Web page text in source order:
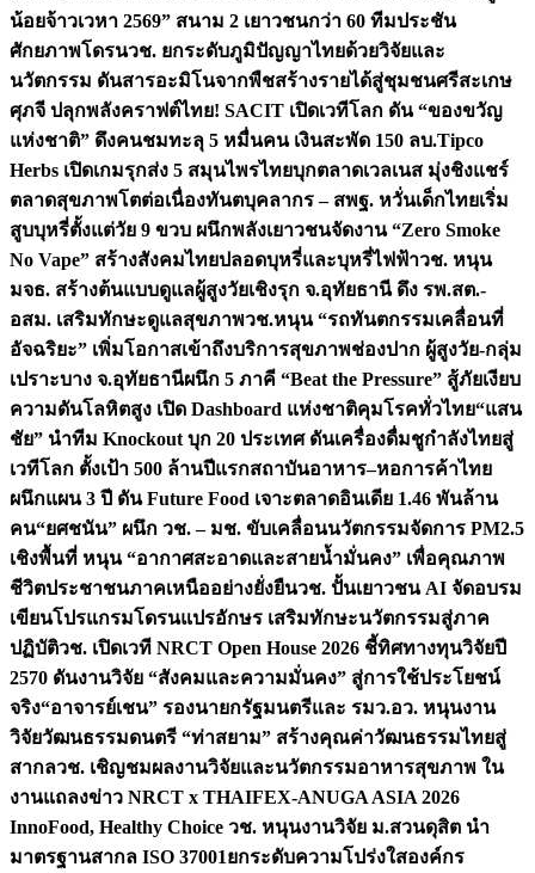
น้อยจ้าวเวหา 2569” สนาม 2 เยาวชนกว่า 60 ทีมประชัน
ศักยภาพโดรนวช. ยกระดับภูมิปัญญาไทยด้วยวิจัยและ
นวัตกรรม ดันสารอะมิโนจากพืชสร้างรายได้สู่ชุมชนศรีสะเกษ
ศุภจี ปลุกพลังคราฟต์ไทย! SACIT เปิดเวทีโลก ดัน “ของขวัญ
แห่งชาติ” ดึงคนชมทะลุ 5 หมื่นคน เงินสะพัด 150 ลบ.Tipco
Herbs เปิดเกมรุกส่ง 5 สมุนไพรไทยบุกตลาดเวลเนส มุ่งชิงแชร์
ตลาดสุขภาพโตต่อเนื่องทันตบุคลากร – สพฐ. หวั่นเด็กไทยเริ่ม
สูบบุหรี่ตั้งแต่วัย 9 ขวบ ผนึกพลังเยาวชนจัดงาน “Zero Smoke
No Vape” สร้างสังคมไทยปลอดบุหรี่และบุหรี่ไฟฟ้าวช. หนุน
มจธ. สร้างต้นแบบดูแลผู้สูงวัยเชิงรุก จ.อุทัยธานี ดึง รพ.สต.-
อสม. เสริมทักษะดูแลสุขภาพวช.หนุน “รถทันตกรรมเคลื่อนที่
อัจฉริยะ” เพิ่มโอกาสเข้าถึงบริการสุขภาพช่องปาก ผู้สูงวัย-กลุ่ม
เปราะบาง จ.อุทัยธานีผนึก 5 ภาคี “Beat the Pressure” สู้ภัยเงียบ
ความดันโลหิตสูง เปิด Dashboard แห่งชาติคุมโรคทั่วไทย“แสน
ชัย” นำทีม Knockout บุก 20 ประเทศ ดันเครื่องดื่มชูกำลังไทยสู่
เวทีโลก ตั้งเป้า 500 ล้านปีแรกสถาบันอาหาร–หอการค้าไทย
ผนึกแผน 3 ปี ดัน Future Food เจาะตลาดอินเดีย 1.46 พันล้าน
คน“ยศชนัน” ผนึก วช. – มช. ขับเคลื่อนนวัตกรรมจัดการ PM2.5
เชิงพื้นที่ หนุน “อากาศสะอาดและสายน้ำมั่นคง” เพื่อคุณภาพ
ชีวิตประชาชนภาคเหนืออย่างยั่งยืนวช. ปั้นเยาวชน AI จัดอบรม
เขียนโปรแกรมโดรนแปรอักษร เสริมทักษะนวัตกรรมสู่ภาค
ปฏิบัติวช. เปิดเวที NRCT Open House 2026 ชี้ทิศทางทุนวิจัยปี
2570 ดันงานวิจัย “สังคมและความมั่นคง” สู่การใช้ประโยชน์
จริง“อาจารย์เชน” รองนายกรัฐมนตรีและ รมว.อว. หนุนงาน
วิจัยวัฒนธรรมดนตรี “ท่าสยาม” สร้างคุณค่าวัฒนธรรมไทยสู่
สากลวช. เชิญชมผลงานวิจัยและนวัตกรรมอาหารสุขภาพ ใน
งานแถลงข่าว NRCT x THAIFEX-ANUGA ASIA 2026
InnoFood, Healthy Choice วช. หนุนงานวิจัย ม.สวนดุสิต นำ
มาตรฐานสากล ISO 37001ยกระดับความโปร่งใสองค์กร